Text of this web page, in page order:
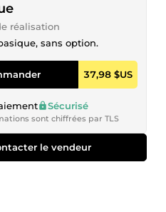
réalisation
sans option.
37,98 $US
Sécurisé
sont chiffrées par TLS
le vendeur